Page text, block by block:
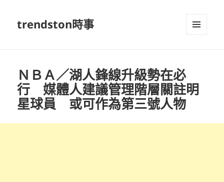
trendston時事
ＮＢＡ／湖人鋒線升級勢在必
行 媒體人建議管理階層關註明
星球員 或可作為第三號人物